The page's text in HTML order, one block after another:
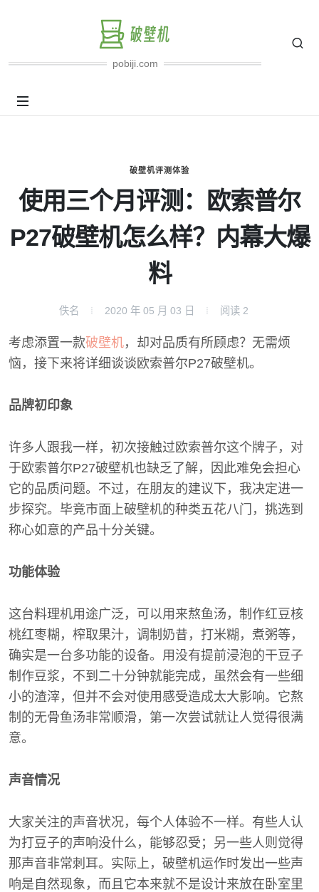
pobiji.com
破壁机评测体验
使用三个月评测：欧索普尔
P27破壁机怎么样？内幕大爆
料
佚名 2020 年 05 月 03 日 阅读 2
考虑添置一款破壁机，却对品质有所顾虑？无需烦
恼，接下来将详细谈谈欧索普尔P27破壁机。
品牌初印象
许多人跟我一样，初次接触过欧索普尔这个牌子，对
于欧索普尔P27破壁机也缺乏了解，因此难免会担心
它的品质问题。不过，在朋友的建议下，我决定进一
步探究。毕竟市面上破壁机的种类五花八门，挑选到
称心如意的产品十分关键。
功能体验
这台料理机用途广泛，可以用来熬鱼汤，制作红豆核
桃红枣糊，榨取果汁，调制奶昔，打米糊，煮粥等，
确实是一台多功能的设备。用没有提前浸泡的干豆子
制作豆浆，不到二十分钟就能完成，虽然会有一些细
小的渣滓，但并不会对使用感受造成太大影响。它熬
制的无骨鱼汤非常顺滑，第一次尝试就让人觉得很满
意。
声音情况
大家关注的声音状况，每个人体验不一样。有些人认
为打豆子的声响没什么，能够忍受；另一些人则觉得
那声音非常刺耳。实际上，破壁机运作时发出一些声
响是自然现象，而且它本来就不是设计来放在卧室里